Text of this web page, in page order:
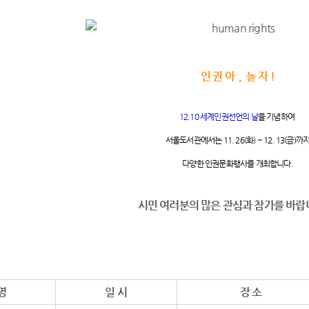
인 권 아 , 놀 자 !
12.10 세계인권선언의 날을 기념하여
서울도서관에서는 11. 26(화) ~ 12. 13(금)까지
다양한 인권문화행사를 개최합니다.
시민 여러분의 많은 관심과 참가를 바
일 시 장 소